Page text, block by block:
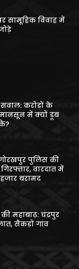
सामूहिक विवाह में
करोड़ों के
में क्यों डूब
पुलिस की
गिरफ्तार, वारदात में
बरामद
की महाबाढ़: चंद्रपुर
सैकड़ों गांव